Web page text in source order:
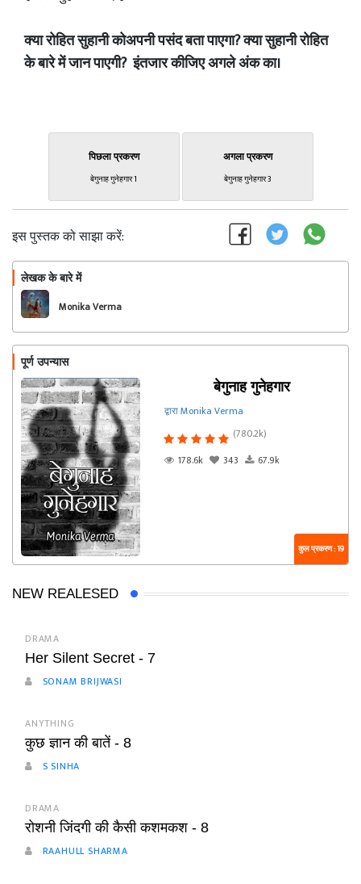
क्या रोहित सुहानी कोअपनी पसंद बता पाएगा? क्या सुहानी रोहित
के बारे में जान पाएगी? इंतजार कीजिए अगले अंक का।
पिछला प्रकरण
बेगुनाह गुनेहगार 1
अगला प्रकरण
बेगुनाह गुनेहगार 3
इस पुस्तक को साझा करें:
लेखक के बारे में
Monika Verma
पूर्ण उपन्यास
बेगुनाह गुनेहगार
द्वारा Monika Verma
(780.2k)
178.6k
343 67.9k
कुल प्रकरण : 19
NEW REALESED
DRAMA
Her Silent Secret - 7
SONAM BRIJWASI
ANYTHING
कुछ ज्ञान की बातें - 8
S SINHA
DRAMA
रोशनी जिंदगी की कैसी कशमकश - 8
RAAHULL SHARMA